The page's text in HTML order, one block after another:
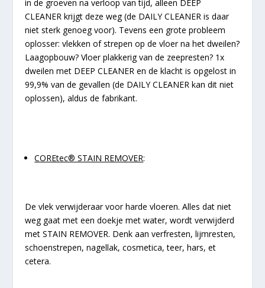
in de groeven naverloop van tijd, alleen DEEP
CLEANER krijgt deze weg (de DAILY CLEANER is daar
niet sterk genoeg voor). Tevens een grote probleem
oplosser: vlekken of strepen op de vloer na het dweilen?
Laagopbouw? Vloer plakkerig vande zeepresten? 1x
dweilen met DEEP CLEANER en de klacht is opgelost in
99,9% van de gevallen (de DAILY CLEANER kan dit niet
oplossen), aldus de fabrikant.
COREtec® STAIN REMOVER:
De vlek verwijderaar voor harde vloeren. Alles dat niet
weg gaat met een doekje met water, wordt verwijderd
metSTAIN REMOVER. Denk aan verfresten, lijmresten,
schoenstrepen, nagellak, cosmetica, teer, hars, et
cetera.